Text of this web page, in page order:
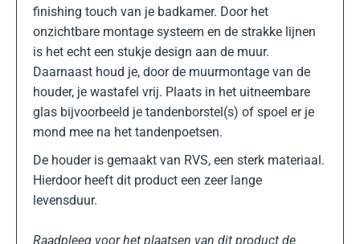
finishing touch van je badkamer. Door het
onzichtbare montage systeem en de strakke lijnen
is het echt een stukje design aan de muur.
Daarnaast houd je, door de muurmontage van de
houder, je wastafel vrij. Plaats in het uitneembare
glas bijvoorbeeld je tandenborstel(s) of spoel er je
mond mee na het tandenpoetsen.
De houder is gemaakt van RVS, een sterk materiaal.
Hierdoor heeft dit product een zeer lange
levensduur.
Raadpleeg voor het plaatsen van dit product de